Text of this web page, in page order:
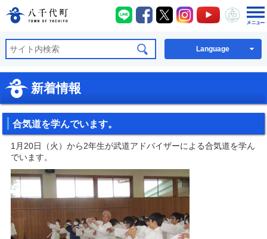
八千代町公式ホームページ
八千代町LINE
八千代町Facebook
八千代町X八千代町Instagram
八千代町
八千
Language
新着情報
合気道を学んでいます。
1月20日（火）から2年生が武道アドバイザーによる合気道を学ん
でいます。